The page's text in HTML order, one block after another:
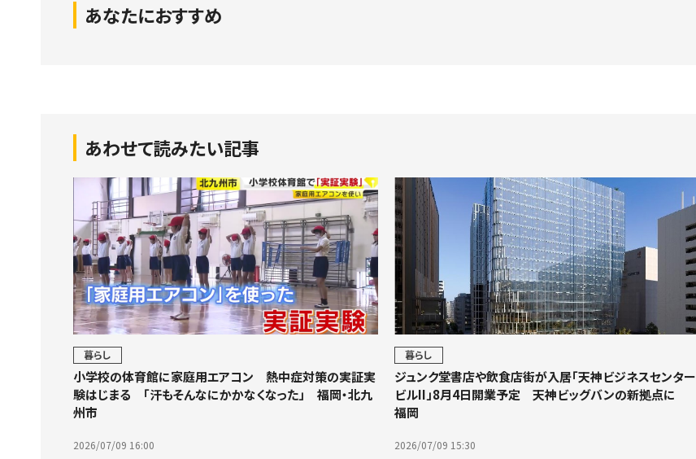
あなたにおすすめ
あわせて読みたい記事
暮らし
小学校の体育館に家庭用エアコン 熱中症対策の実証実
験はじまる 「汗もそんなにかかなくなった」 福岡・北九
州市
2026/07/09 16:00
暮らし
ジュンク堂書店や飲食店街が入居「天神ビジネスセンター
ビルII」8月4日開業予定 天神ビッグバンの新拠点に
福岡
2026/07/09 15:30